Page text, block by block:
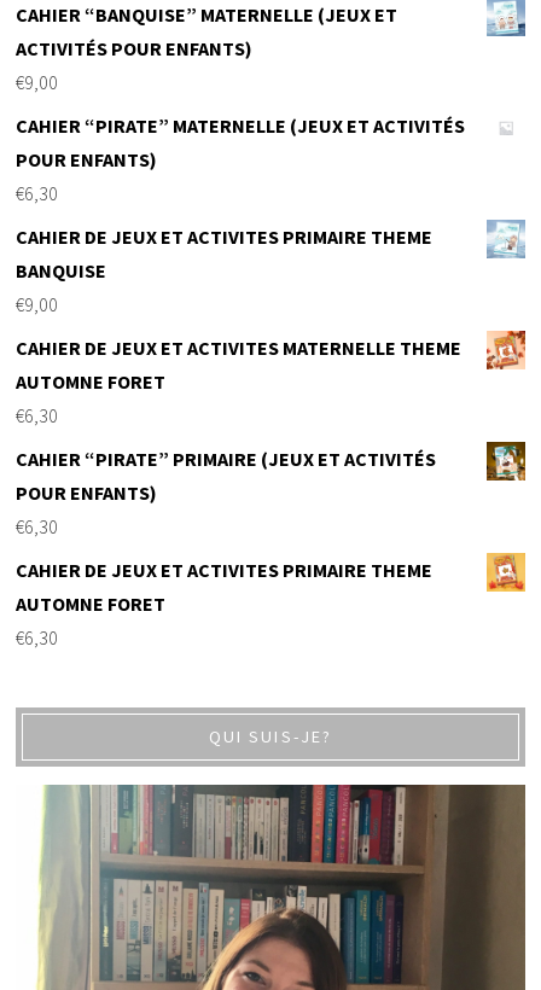
CAHIER “BANQUISE” MATERNELLE (JEUX ET
ACTIVITÉS POUR ENFANTS)
€9,00
CAHIER “PIRATE” MATERNELLE (JEUX ET ACTIVITÉS
POUR ENFANTS)
€6,30
CAHIER DE JEUX ET ACTIVITES PRIMAIRE THEME
BANQUISE
€9,00
CAHIER DE JEUX ET ACTIVITES MATERNELLE THEME
AUTOMNE FORET
€6,30
CAHIER “PIRATE” PRIMAIRE (JEUX ET ACTIVITÉS
POUR ENFANTS)
€6,30
CAHIER DE JEUX ET ACTIVITES PRIMAIRE THEME
AUTOMNE FORET
€6,30
QUI SUIS-JE?